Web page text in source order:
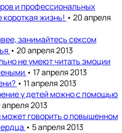
и профессиональных
жизнь! • 20 апреля
занимайтесь сексом
• 20 апреля 2013
не умеют читать эмоции
• 17 апреля 2013
• 11 апреля 2013
у детей можно с помощью
апреля 2013
говорить о повышенном
• 5 апреля 2013